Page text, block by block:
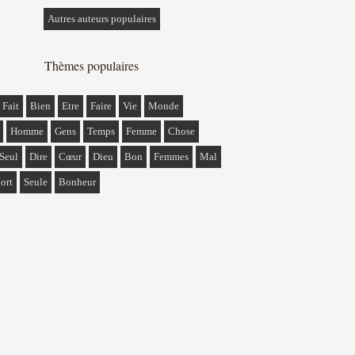
Autres auteurs populaires
Thèmes populaires
Fait Bien Etre Faire Vie Monde
Homme Gens Temps Femme Chose
Seul Dire Cœur Dieu Bon Femmes Mal
Seule Bonheur